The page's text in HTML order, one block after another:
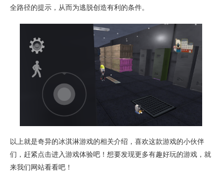
全路径的提示，从而为逃脱创造有利的条件。
以上就是奇异的冰淇淋游戏的相关介绍，喜欢这款游戏的小伙伴
们，赶紧点击进入游戏体验吧！想要发现更多有趣好玩的游戏，就
来我们网站看看吧！